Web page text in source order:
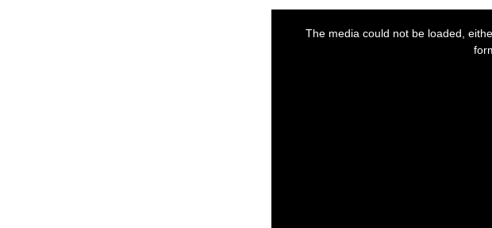
The media could not be loaded,